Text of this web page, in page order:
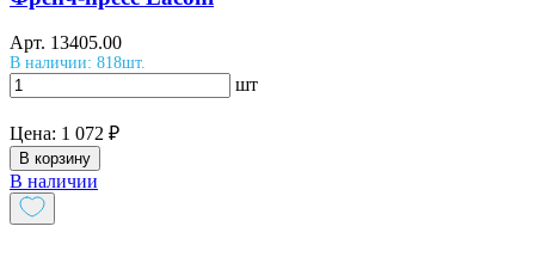
Арт. 13405.00
В наличии: 818шт.
шт
Цена: 1 072 ₽
В корзину
В наличии